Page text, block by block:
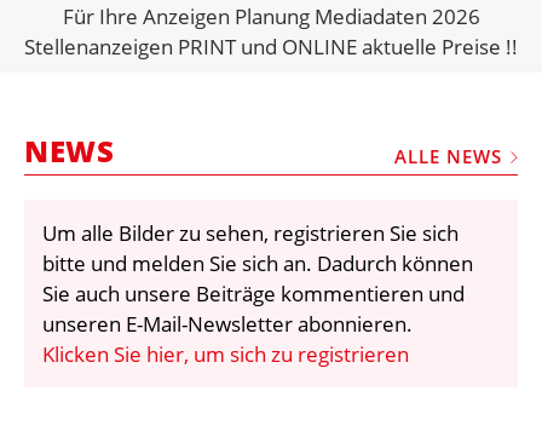
BRANCHENLINKS
VERMIETER
VIDEOS
BIBLIOTHEK
KRAN & BÜHNE
Für Ihre Anzeigen Planung Mediadaten 2026
Stellenanzeigen PRINT und ONLINE aktuelle Preise !!
NEWS ALLE NEWS
Um alle Bilder zu sehen, registrieren Sie sich
bitte und melden Sie sich an. Dadurch können
Sie auch unsere Beiträge kommentieren und
unseren E-Mail-Newsletter abonnieren.
Klicken Sie hier, um sich zu registrieren